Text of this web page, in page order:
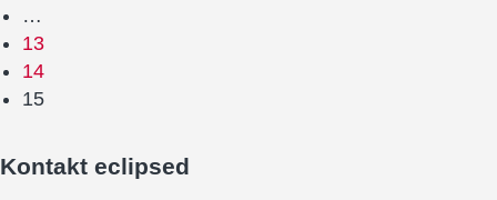
…
13
14
15
Kontakt eclipsed